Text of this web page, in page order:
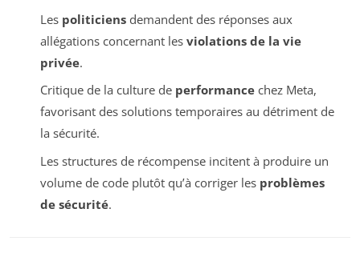
Les politiciensdemandent des réponses aux
allégations concernant les violations de la vie
privée.
Critique de la culture de performancechez Meta,
favorisant des solutions temporaires au détriment de
la sécurité.
Les structures de récompense incitent à produire un
volume de code plutôt qu’à corriger les problèmes
de sécurité.